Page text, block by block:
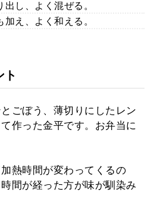
し、よく混ぜる。
え、よく和える。
ト
ごぼう、薄切りにしたレン
作った金平です。お弁当に
熱時間が変わってくるの
間が経った方が味が馴染み